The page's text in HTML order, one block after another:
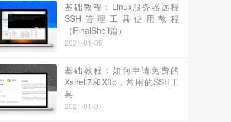
基础教程：Linux服务器远程
SSH管理工具使用教程
（FinalShell篇）
2021-01-05
基础教程：如何申请免费的
Xshell7和Xftp，常用的SSH工
具
2021-01-07